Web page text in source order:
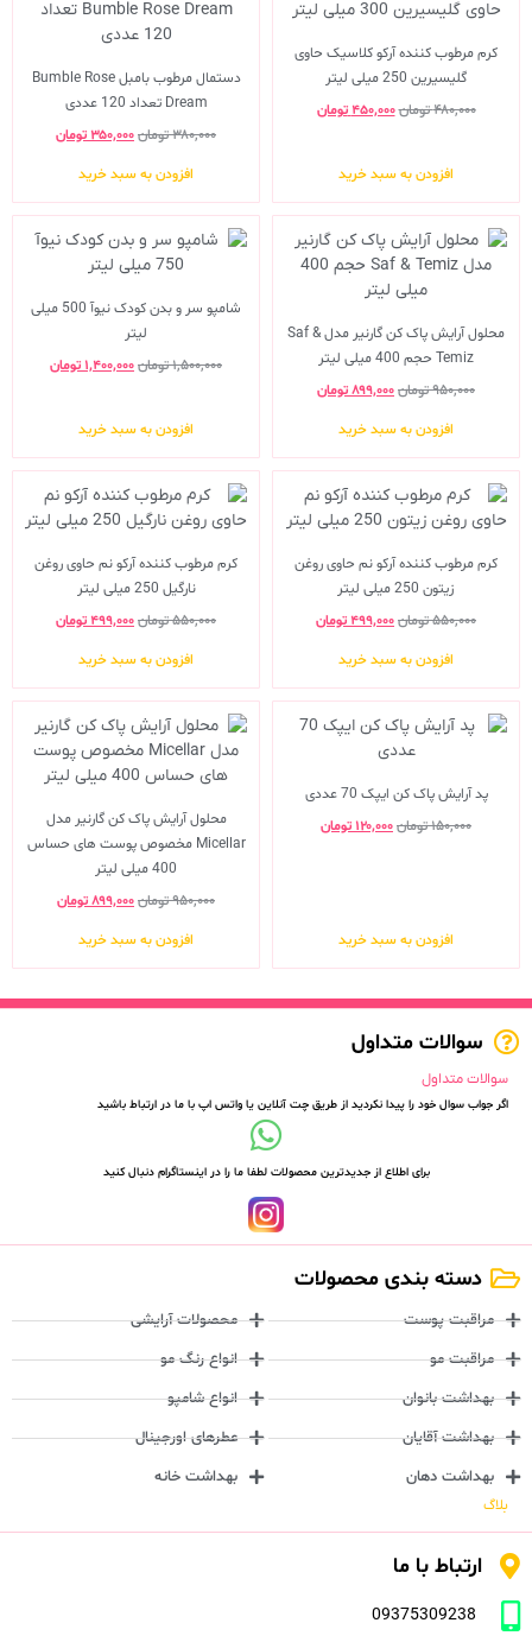
کرم مرطوب کننده آرکو کلاسیک حاوی
گلیسیرین 250 میلی لیتر
۴۸۰,۰۰۰تومان۴۵۰,۰۰۰ تومان
افزودن به سبد خرید
دستمال مرطوب بامبل Bumble Rose
Dream تعداد 120 عددی
۳۸۰,۰۰۰تومان۳۵۰,۰۰۰تومان
افزودن به سبد خرید
محلول آرایش پاک کن گارنیر مدل Saf &
Temiz حجم 400 میلی لیتر
۹۵۰,۰۰۰تومان۸۹۹,۰۰۰تومان
افزودن به سبد خرید
شامپو سر و بدن کودک نیوآ 500 میلی
لیتر
۱,۵۰۰,۰۰۰تومان۱,۴۰۰,۰۰۰ تومان
افزودن به سبد خرید
کرم مرطوب کننده آرکو نم حاوی روغن
زیتون 250 میلی لیتر
۵۵۰,۰۰۰تومان۴۹۹,۰۰۰تومان
افزودن به سبد خرید
کرم مرطوب کننده آرکو نم حاوی روغن
نارگیل 250 میلی لیتر
۵۵۰,۰۰۰تومان۴۹۹,۰۰۰تومان
افزودن به سبد خرید
پد آرایش پاک کن ایپک 70 عددی
۱۵۰,۰۰۰تومان۱۲۰,۰۰۰ تومان
افزودن به سبد خرید
محلول آرایش پاک کن گارنیر مدل
Micellar مخصوص پوست های حساس
400 میلی لیتر
۹۵۰,۰۰۰تومان۸۹۹,۰۰۰تومان
افزودن به سبد خرید
سوالات متداول
سوالات متداول
اگر جواب سوال خود را پیدا نکردید از طریق چت آنلاین یا واتس اپ با ما در ارتباط باشید
برای اطلاع از جدیدترین محصولات لطفا ما را در اینستاگرام دنبال کنید
دسته بندی محصولات
مراقبت پوست
مراقبت مو
بهداشت بانوان
بهداشت آقایان
بهداشت دهان
محصولات آرایشی
انواع رنگ مو
انواع شامپو
عطرهای اورجینال
بهداشت خانه
بلاگ
ارتباط با ما
09375309238